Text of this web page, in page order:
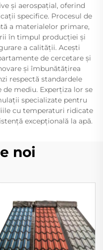
și aerospațial, oferind
specifice. Procesul de
a materialelor primare,
în timpul producției și
a calității. Acești
de cercetare și
și îmbunătățirea
respectă standardele
mediu. Experțiza lor se
specializate pentru
cu temperaturi ridicate
excepțională la apă.
noi